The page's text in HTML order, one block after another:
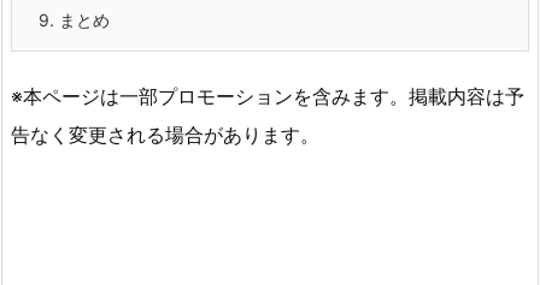
9. まとめ
※本ページは一部プロモーションを含みます。掲載内容は予
告なく変更される場合があります。